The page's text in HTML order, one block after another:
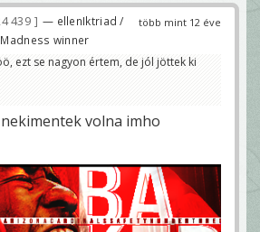
több mint 12 éve
439
— ellenIktriad /
winner
ezt se nagyon értem, de jól jöttek ki
volna imho